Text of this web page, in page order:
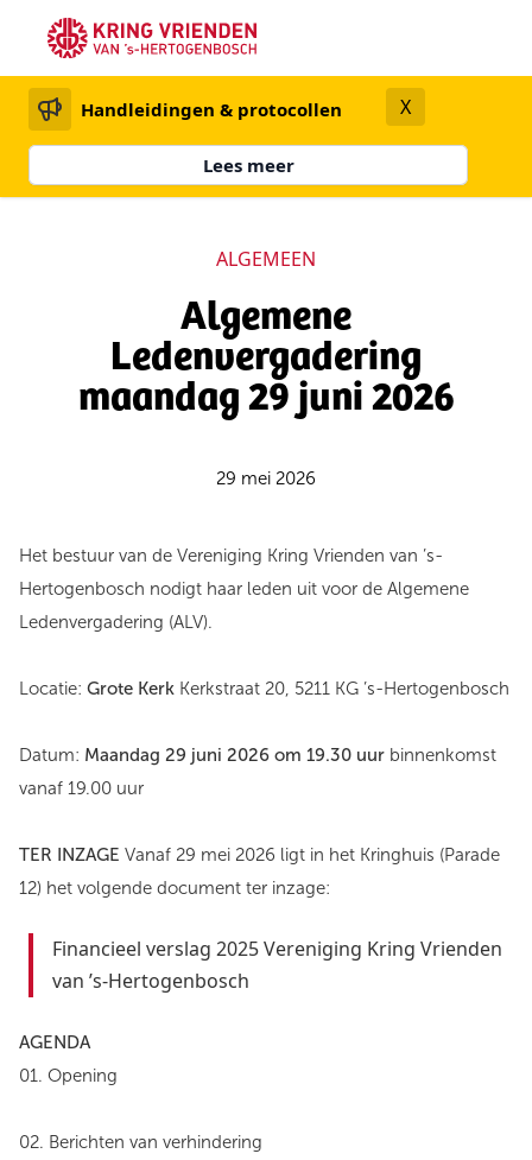
Handleidingen & protocollen X
Lees meer
ALGEMEEN
Algemene
Ledenvergadering
maandag 29 juni 2026
29 mei 2026
Het bestuur van de Vereniging Kring Vrienden van ’s-
Hertogenbosch nodigt haar leden uit voor de Algemene
Ledenvergadering (ALV).
Locatie: Grote Kerk Kerkstraat 20, 5211 KG ’s-Hertogenbosch
Datum: Maandag 29 juni 2026 om 19.30 uur binnenkomst
vanaf 19.00 uur
TER INZAGE Vanaf 29 mei 2026 ligt in het Kringhuis (Parade
12) het volgende document ter inzage:
Financieel verslag 2025 Vereniging Kring Vrienden
van ’s-Hertogenbosch
AGENDA
01. Opening
02. Berichten van verhindering